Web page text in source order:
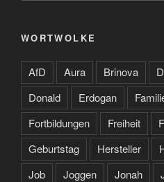
WORTWOLKE
AfD Aura Brinova
Donald
Erdogan
Fortbildungen
Freiheit
Geburtstag
Hersteller
Job
Joggen Jonah